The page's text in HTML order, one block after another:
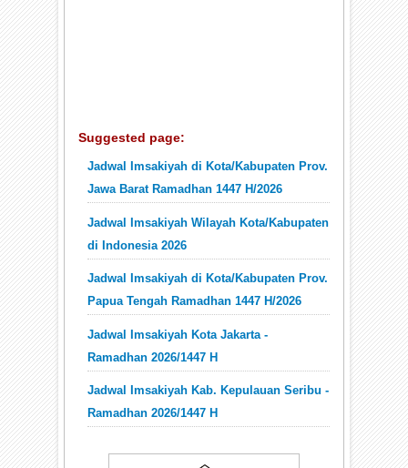
Suggested page:
Jadwal Imsakiyah di Kota/Kabupaten Prov.
Jawa Barat Ramadhan 1447 H/2026
Jadwal Imsakiyah Wilayah Kota/Kabupaten
di Indonesia 2026
Jadwal Imsakiyah di Kota/Kabupaten Prov.
Papua Tengah Ramadhan 1447 H/2026
Jadwal Imsakiyah Kota Jakarta -
Ramadhan 2026/1447 H
Jadwal Imsakiyah Kab. Kepulauan Seribu -
Ramadhan 2026/1447 H